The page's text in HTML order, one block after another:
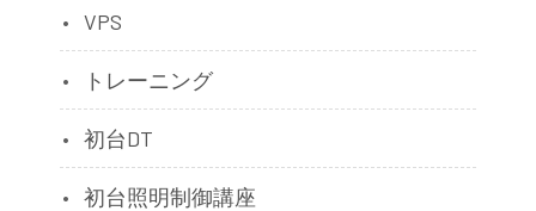
VPS
トレーニング
初台DT
初台照明制御講座